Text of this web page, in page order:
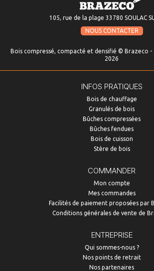
105, rue de la plage 33780 SOULAC
NOUS CONTACTER
Bois compressé, compacté et densifié © Brazeco -
2026
INFOS PRATIQUES
Bois de chauffage
Granulés de bois
Bûches compressées
Bûches fendues
Bois de cuisson
Stère de bois
COMMANDER
Mon compte
Mes commandes
Facilités de paiement proposées par
Conditions générales de vente de
ENTREPRISE
Qui sommes-nous ?
Nos points de retrait
Nos partenaires